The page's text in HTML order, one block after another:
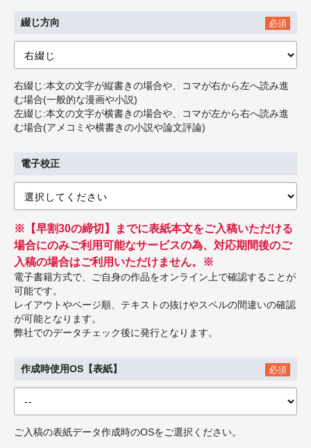
綴じ方向 必須
右綴じ:本文の文字が縦書きの場合や、コマが右から左へ読み進
む場合(一般的な漫画や小説)
左綴じ:本文の文字が横書きの場合や、コマが左から右へ読み進
む場合(アメコミや横書きの小説や論文評論)
電子校正
※【早割30の締切】までに表紙本文をご入稿いただける
場合にのみご利用可能なサービスの為、対応期間後のご
入稿の場合はご利用いただけません。※
電子書籍方式で、ご自身の作品をオンライン上で確認することが
可能です。
レイアウトやページ順、テキストの抜けやスペルの間違いの確認
が可能となります。
弊社でのデータチェック後に発行となります。
作成時使用OS【表紙】 必須
ご入稿の表紙データ作成時のOSをご選択ください。